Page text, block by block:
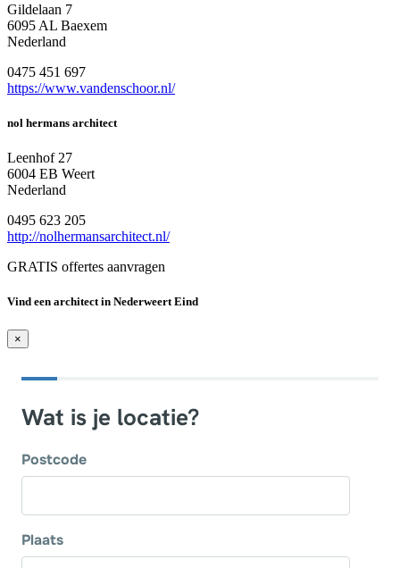
Gildelaan 7
6095 AL Baexem
Nederland
0475 451 697
https://www.vandenschoor.nl/
nol hermans architect
Leenhof 27
6004 EB Weert
Nederland
0495 623 205
http://nolhermansarchitect.nl/
GRATIS offertes aanvragen
Vind een architect in Nederweert Eind
×